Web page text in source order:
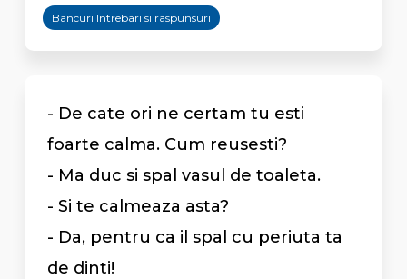
Bancuri Intrebari si raspunsuri
- De cate ori ne certam tu esti
foarte calma. Cum reusesti?
- Ma duc si spal vasul de toaleta.
- Si te calmeaza asta?
- Da, pentru ca il spal cu periuta ta
de dinti!